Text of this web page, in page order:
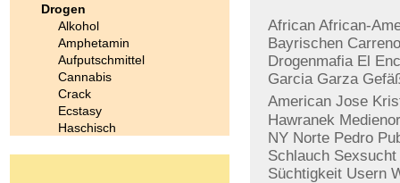
African African-
Bayrischen Carreno
Drogenmafia El
Garcia Garza
American Jose
Hawranek
NY Norte Pedro
Schlauch Sexsucht
Süchtigkeit Usern
Drogen
Alkohol
Amphetamin
Aufputschmittel
Cannabis
Crack
Ecstasy
Haschisch